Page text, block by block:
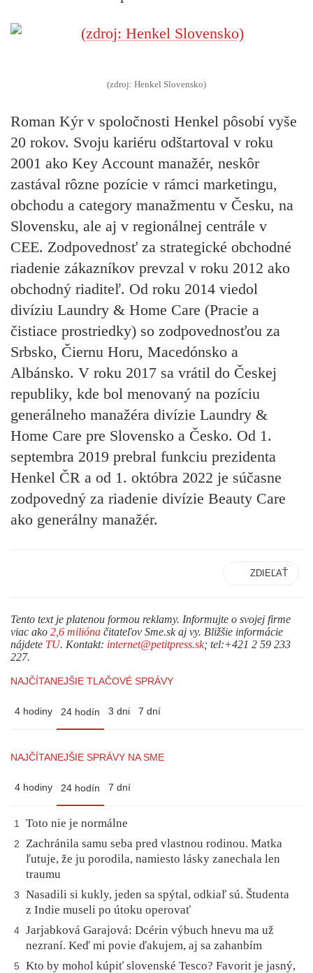
(zdroj: Henkel Slovensko)
Roman Kýr v spoločnosti Henkel pôsobí vyše
20 rokov. Svoju kariéru odštartoval v roku
2001 ako Key Account manažér, neskôr
zastával rôzne pozície v rámci marketingu,
obchodu a category manažmentu v Česku, na
Slovensku, ale aj v regionálnej centrále v
CEE. Zodpovednosť za strategické obchodné
riadenie zákazníkov prevzal v roku 2012 ako
obchodný riaditeľ. Od roku 2014 viedol
divíziu Laundry & Home Care (Pracie a
čistiace prostriedky) so zodpovednosťou za
Srbsko, Čiernu Horu, Macedónsko a
Albánsko. V roku 2017 sa vrátil do Českej
republiky, kde bol menovaný na pozíciu
generálneho manažéra divízie Laundry &
Home Care pre Slovensko a Česko. Od 1.
septembra 2019 prebral funkciu prezidenta
Henkel ČR a od 1. októbra 2022 je súčasne
zodpovedný za riadenie divízie Beauty Care
ako generálny manažér.
ZDIEĽAŤ
Tento text je platenou formou reklamy. Informujte o svojej firme
viac ako 2,6 milióna čitateľov Sme.sk aj vy. Bližšie informácie
nájdete TU. Kontakt: internet@petitpress.sk; tel:+421 2 59 233
227.
NAJČÍTANEJŠIE TLAČOVÉ SPRÁVY
4 hodiny 24 hodín 3 dni 7 dní
NAJČÍTANEJŠIE SPRÁVY NA SME
4 hodiny 24 hodín 7 dní
1 Toto nie je normálne
2
Zachránila samu seba pred vlastnou rodinou. Matka
ľutuje, že ju porodila, namiesto lásky zanechala len
traumu
3
Nasadili si kukly, jeden sa spýtal, odkiaľ sú. Študenta
z Indie museli po útoku operovať
4 Jarjabková Garajová: Dcérin výbuch hnevu ma už
nezraní. Keď mi povie ďakujem, aj sa zahanbím
5
Kto by mohol kúpiť slovenské Tesco? Favorit je jasný,